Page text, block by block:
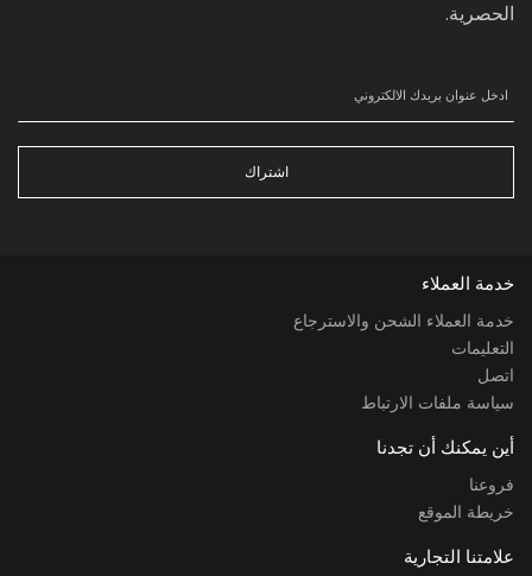
الحصرية.
اشتراك
خدمة العملاء
خدمة العملاء الشحن والاسترجاع
التعليمات
اتصل
سياسة ملفات الارتباط
أين يمكنك أن تجدنا
فروعنا
خريطة الموقع
علامتنا التجارية